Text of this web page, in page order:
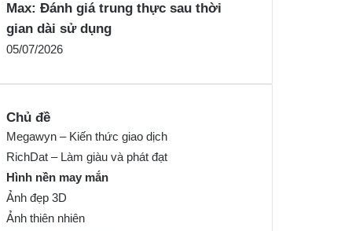
Max: Đánh giá trung thực sau thời
gian dài sử dụng
05/07/2026
Chủ đề
Megawyn – Kiến thức giao dịch
RichDat – Làm giàu và phát đạt
Hình nền may mắn
Ảnh đẹp 3D
Ảnh thiên nhiên